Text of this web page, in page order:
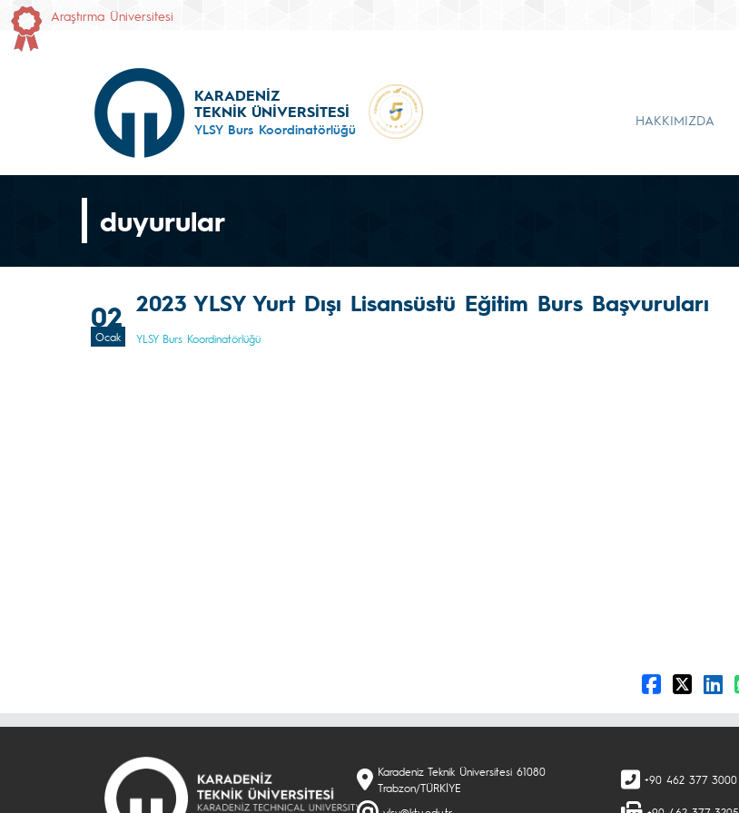
Araştırma Üniversitesi
KARADENİZ
TEKNİK ÜNİVERSİTESİ
YLSY Burs Koordinatörlüğü
HAKKIMIZDA
duyurular
02
Ocak
2023 YLSY Yurt Dışı Lisansüstü Eğitim Burs Başvuruları
YLSY Burs Koordinatörlüğü
Karadeniz Teknik Üniversitesi 61080
Trabzon/TÜRKİYE
+90 462 377 3000